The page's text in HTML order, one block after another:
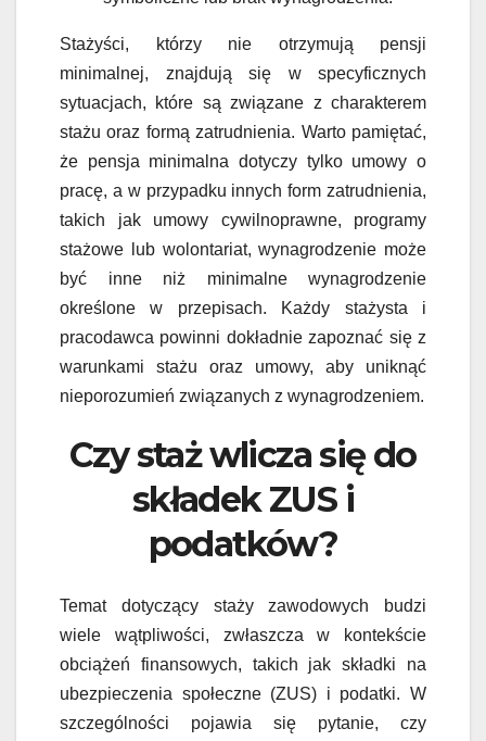
Stażyści, którzy nie otrzymują pensji
minimalnej, znajdują się w specyficznych
sytuacjach, które są związane z charakterem
stażu oraz formą zatrudnienia. Warto pamiętać,
że pensja minimalna dotyczy tylko umowy o
pracę, a w przypadku innych form zatrudnienia,
takich jak umowy cywilnoprawne, programy
stażowe lub wolontariat, wynagrodzenie może
być inne niż minimalne wynagrodzenie
określone w przepisach. Każdy stażysta i
pracodawca powinni dokładnie zapoznać się z
warunkami stażu oraz umowy, aby uniknąć
nieporozumień związanych z wynagrodzeniem.
Czy staż wlicza się do
składek ZUS i
podatków?
Temat dotyczący staży zawodowych budzi
wiele wątpliwości, zwłaszcza w kontekście
obciążeń finansowych, takich jak składki na
ubezpieczenia społeczne (ZUS) i podatki. W
szczególności pojawia się pytanie, czy